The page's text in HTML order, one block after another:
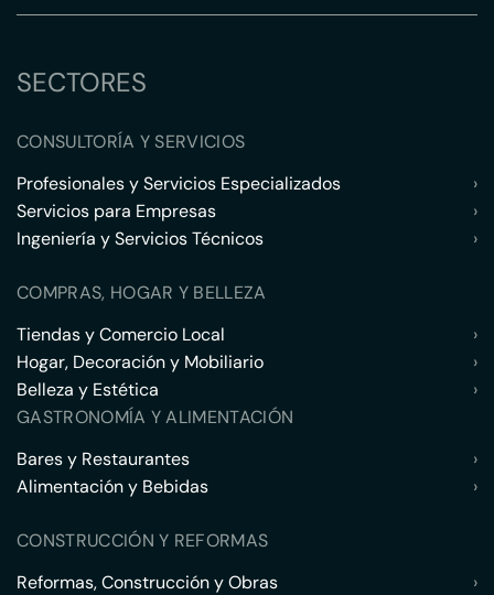
SECTORES
CONSULTORÍA Y SERVICIOS
Profesionales y Servicios Especializados
›
Servicios para Empresas
›
Ingeniería y Servicios Técnicos
›
COMPRAS, HOGAR Y BELLEZA
Tiendas y Comercio Local
›
Hogar, Decoración y Mobiliario
›
Belleza y Estética
›
GASTRONOMÍA Y ALIMENTACIÓN
Bares y Restaurantes
›
Alimentación y Bebidas
›
CONSTRUCCIÓN Y REFORMAS
Reformas, Construcción y Obras
›